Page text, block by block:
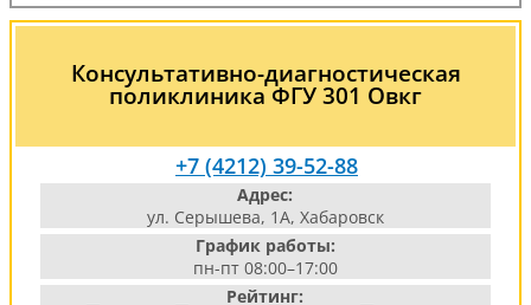
Консультативно-диагностическая
поликлиника ФГУ 301 Овкг
+7 (4212) 39-52-88
Адрес:
ул. Серышева, 1А, Хабаровск
График работы:
пн-пт 08:00–17:00
Рейтинг: